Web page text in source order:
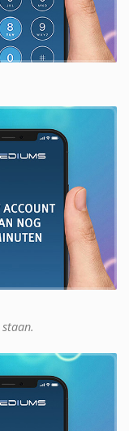
staan.